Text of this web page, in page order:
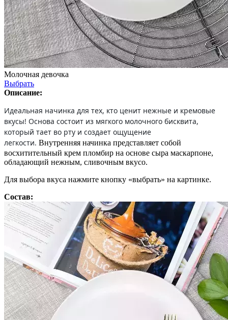
Молочная девочка
Выбрать
Описание:
Идеальная начинка для тех, кто ценит нежные и кремовые
вкусы! Основа состоит из мягкого молочного бисквита,
который тает во рту и создает ощущение
легкости. Внутренняя начинка представляет собой
восхитительный крем пломбир на основе сыра маскарпоне,
обладающий нежным, сливочным вкусо.
Для выбора вкуса нажмите кнопку «выбрать» на картинке.
Состав: